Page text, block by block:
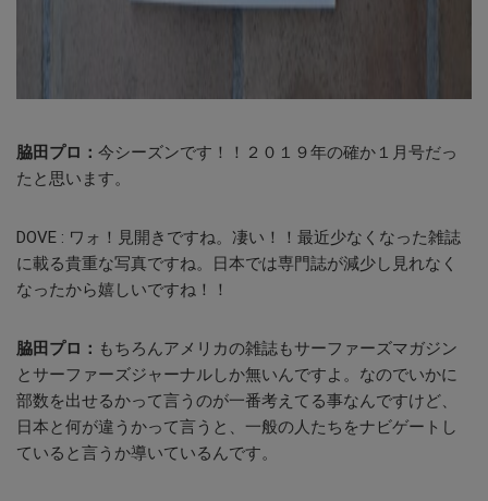
脇田プロ： 今シーズンです！！２０１９年の確か１月号だっ
たと思います。
DOVE : ワォ！見開きですね。凄い！！最近少なくなった雑誌
に載る貴重な写真ですね。日本では専門誌が減少し見れなく
なったから嬉しいですね！！
脇田プロ： もちろんアメリカの雑誌もサーファーズマガジン
とサーファーズジャーナルしか無いんですよ。なのでいかに
部数を出せるかって言うのが一番考えてる事なんですけど、
日本と何が違うかって言うと、一般の人たちをナビゲートし
ていると言うか導いているんです。